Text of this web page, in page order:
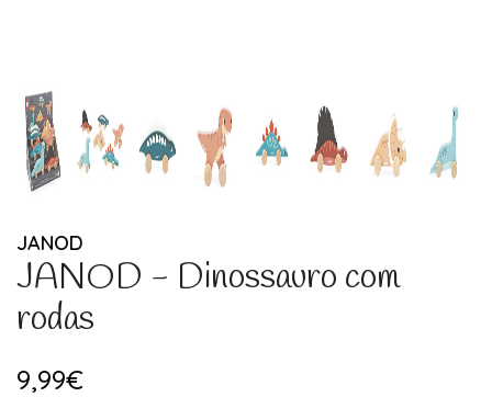
JANOD
JANOD - Dinossauro com
rodas
9,99€